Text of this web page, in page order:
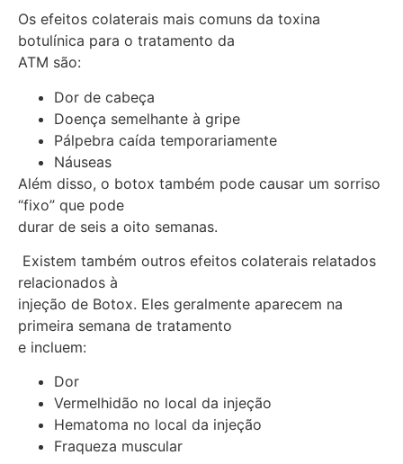
Os efeitos colaterais mais comuns da toxina
botulínica para o tratamento da
ATM são:
Dor de cabeça
Doença semelhante à gripe
Pálpebra caída temporariamente
Náuseas
Além disso, o botox também pode causar um sorriso
“fixo” que pode
durar de seis a oito semanas.
Existem também outros efeitos colaterais relatados
relacionados à
injeção de Botox. Eles geralmente aparecem na
primeira semana de tratamento
e incluem:
Dor
Vermelhidão no local da injeção
Hematoma no local da injeção
Fraqueza muscular